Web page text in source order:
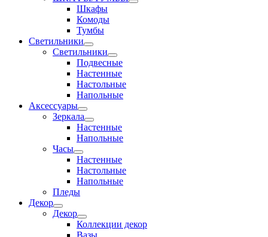
Шкафы
Комоды
Тумбы
Светильники
Светильники
Подвесные
Настенные
Настольные
Напольные
Аксессуары
Зеркала
Настенные
Напольные
Часы
Настенные
Настольные
Напольные
Пледы
Декор
Декор
Коллекции декор
Вазы